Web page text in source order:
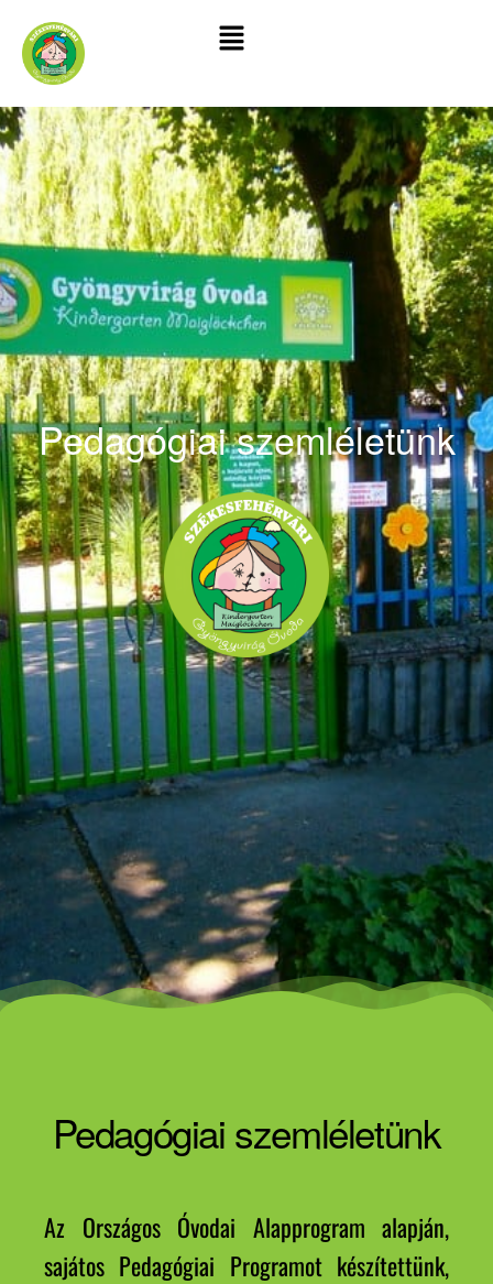
Pedagógiai szemléletünk
Pedagógiai szemléletünk
Az Országos Óvodai Alapprogram alapján,
sajátos Pedagógiai Programot készítettünk,